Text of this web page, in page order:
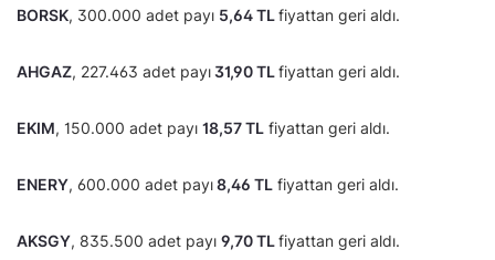
BORSK, 300.000 adet payı 5,64 TLfiyattan geri aldı.
AHGAZ, 227.463 adet payı31,90 TLfiyattan geri aldı.
EKIM, 150.000 adet payı 18,57 TL fiyattan geri aldı.
ENERY, 600.000 adet payı8,46 TL fiyattan geri aldı.
AKSGY, 835.500 adet payı 9,70 TLfiyattan geri aldı.